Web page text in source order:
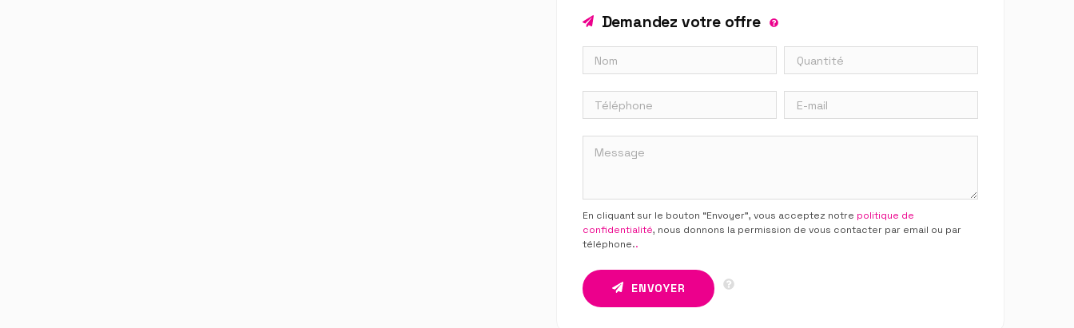
Demandez votre offre
En cliquant sur le bouton “Envoyer”, vous acceptez notre politique de
confidentialité, nous donnons la permission de vous contacter par email ou par
téléphone..
ENVOYER